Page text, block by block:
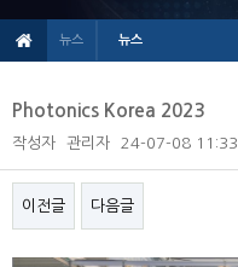
뉴스 뉴스
Photonics Korea 2023
작성자 관리자 24-07-08 11:33
이전글 다음글